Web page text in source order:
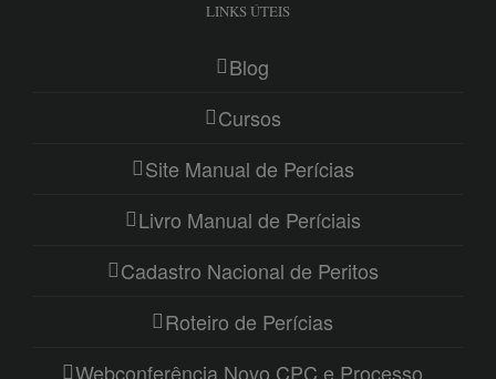
LINKS ÚTEIS
Blog
Cursos
Site Manual de Perícias
Livro Manual de Períciais
Cadastro Nacional de Peritos
Roteiro de Perícias
Webconferência Novo CPC e Processo